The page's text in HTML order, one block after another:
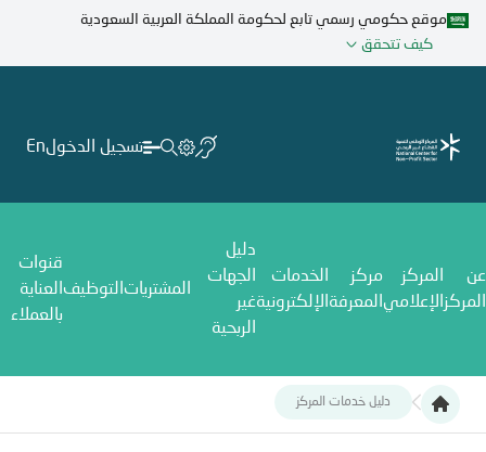
تجاوز
المحتوى
موقع حكومي رسمي تابع لحكومة المملكة العربية السعودية
كيف تتحقق
تسجيل الدخولEn
عن
المركز
المركز
الإعلامي
مركز
المعرفة
الخدمات
الإلكترونية
دليل
الجهات
غير
الربحية
المشتريات التوظيف
قنوات
العناية
بالعملاء
دليل خدمات المركز